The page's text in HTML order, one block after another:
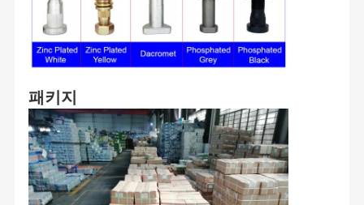
집 제품 비디오
우리 에 관한
것
패키지